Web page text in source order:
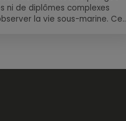
ni de diplômes complexes
la vie sous-marine. Cet